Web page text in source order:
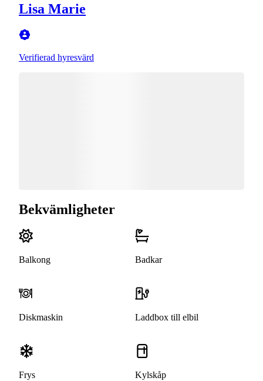
Lisa Marie
Verifierad hyresvärd
Bekvämligheter
Balkong Badkar
Diskmaskin Laddbox till elbil
Frys Kylskåp